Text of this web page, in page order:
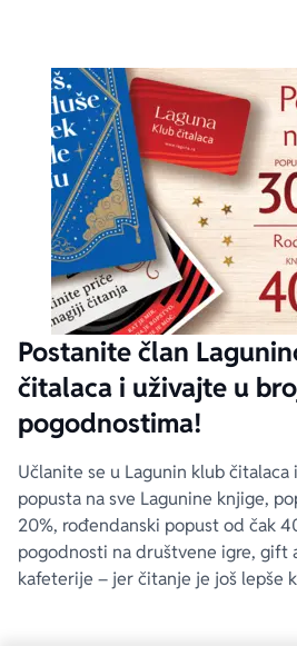
Postanite član
čitalaca i uživajte u
pogodnostima!
Učlanite se u Lagunin klub
popusta na sve Lagunine knjige,
20%, rođendanski popust od čak
pogodnosti na društvene igre, gift
kafeterije – jer čitanje je još lepše